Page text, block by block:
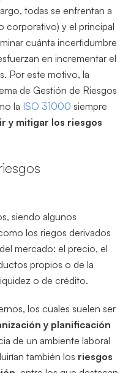
todas se enfrentan a
corporativo) y el principal
cuánta incertidumbre
en incrementar el
Por este motivo, la
de Gestión de Riesgos
la ISO 31000 siempre
y mitigar los riesgos
siendo algunos
los riegos derivados
mercado: el precio, el
propios o de la
o de crédito.
los cuales suelen ser
y planificación
de un ambiente laboral
también los riesgos